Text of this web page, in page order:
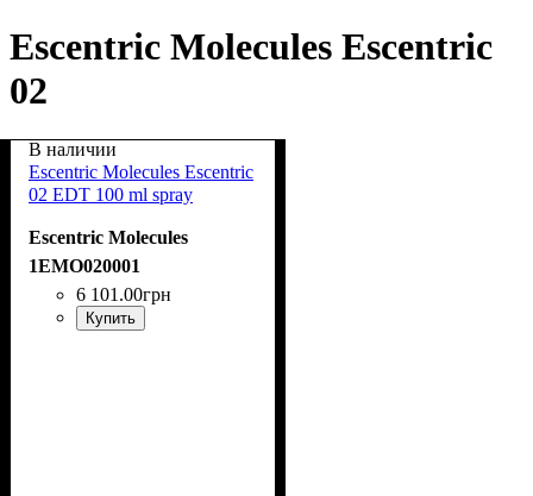
Escentric Molecules Escentric
02
В наличии
Escentric Molecules Escentric
02 EDT 100 ml spray
Escentric Molecules
1EMO020001
6 101 .00грн
Купить